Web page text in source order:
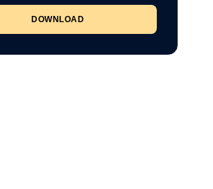
DOWNLOAD